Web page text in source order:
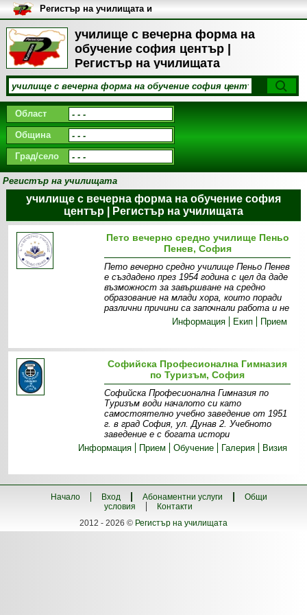
училище с вечерна форма на
обучение софия център |
Регистър на училищата
Регистър на училищата и
университетите в България
Област
Община
Град/село
Регистър на училищата
училище с вечерна форма на обучение софия
център | Регистър на училищата
Пето вечерно средно училище Пеньо
Пенев, София
Пето вечерно средно училище Пеньо Пенев
е създадено през 1954 година с цел да даде
възможност за завършване на средно
образование на млади хора, които поради
различни причини са започнали работа и не
Информация
Екип Прием
Софийска Професионална Гимназия
по Туризъм, София
Софийска Професионална Гимназия по
Туризъм води началото си като
самостоятелно учебно заведение от 1951
г. в град София, ул. Дунав 2. Учебното
заведение е с богата истори
Информация
Прием Обучение Галерия Визия
Начало Вход Абонаментни услуги
Общи
условия
Контакти
2012 - 2026 © Регистър на училищата